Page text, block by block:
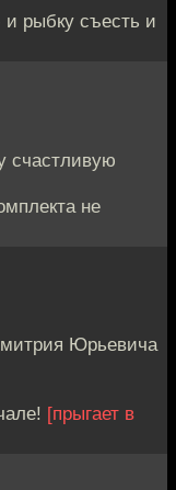
и рыбку съесть и
счастливую
не
Юрьевича
[прыгает в